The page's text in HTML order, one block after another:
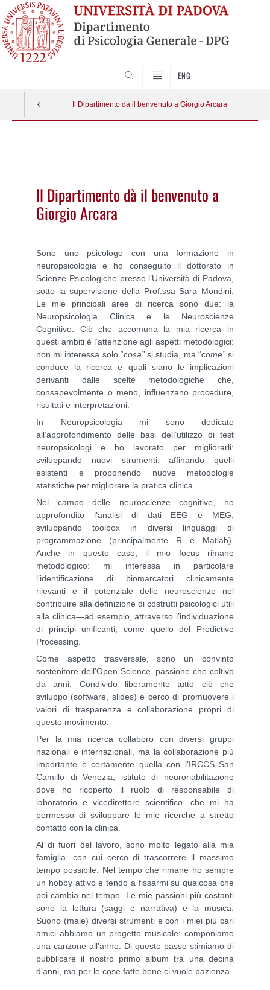
ENG
Il Dipartimento dà il benvenuto a Giorgio Arcara
Il Dipartimento dà il benvenuto a
Giorgio Arcara
Sono uno psicologo con una formazione in
neuropsicologia e ho conseguito il dottorato in
Scienze Psicologiche presso l’Università di Padova,
sotto la supervisione della Prof.ssa Sara Mondini.
Le mie principali aree di ricerca sono due: la
Neuropsicologia Clinica e le Neuroscienze
Cognitive. Ciò che accomuna la mia ricerca in
questi ambiti è l’attenzione agli aspetti metodologici:
non mi interessa solo “cosa”si studia, ma “come”si
conduce la ricerca e quali siano le implicazioni
derivanti dalle scelte metodologiche che,
consapevolmente o meno, influenzano procedure,
risultati e interpretazioni.
In Neuropsicologia mi sono dedicato
all’approfondimento delle basi dell’utilizzo di test
neuropsicologi e ho lavorato per migliorarli:
sviluppando nuovi strumenti, affinando quelli
esistenti e proponendo nuove metodologie
statistiche per migliorare la pratica clinica.
Nel campo delle neuroscienze cognitive, ho
approfondito l’analisi di dati EEG e MEG,
sviluppando toolbox in diversi linguaggi di
programmazione (principalmente R e Matlab).
Anche in questo caso, il mio focus rimane
metodologico: mi interessa in particolare
l’identificazione di biomarcatori clinicamente
rilevanti e il potenziale delle neuroscienze nel
contribuire alla definizione di costrutti psicologici utili
alla clinica—ad esempio, attraverso l’individuazione
di principi unificanti, come quello del Predictive
Processing.
Come aspetto trasversale, sono un convinto
sostenitore dell’Open Science, passione che coltivo
da anni. Condivido liberamente tutto ciò che
sviluppo (software, slides) e cerco di promuovere i
valori di trasparenza e collaborazione propri di
questo movimento.
Per la mia ricerca collaboro con diversi gruppi
nazionali e internazionali, ma la collaborazione più
importante è certamente quella con l’IRCCS San
Camillo di Venezia , istituto di neuroriabilitazione
dove ho ricoperto il ruolo di responsabile di
laboratorio e vicedirettore scientifico, che mi ha
permesso di sviluppare le mie ricerche a stretto
contatto con la clinica.
Al di fuori del lavoro, sono molto legato alla mia
famiglia, con cui cerco di trascorrere il massimo
tempo possibile. Nel tempo che rimane ho sempre
un hobby attivo e tendo a fissarmi su qualcosa che
poi cambia nel tempo. Le mie passioni più costanti
sono la lettura (saggi e narrativa) e la musica.
Suono (male) diversi strumenti e con i miei più cari
amici abbiamo un progetto musicale: componiamo
una canzone all’anno. Di questo passo stimiamo di
pubblicare il nostro primo album tra una decina
d’anni, ma per le cose fatte bene ci vuole pazienza.